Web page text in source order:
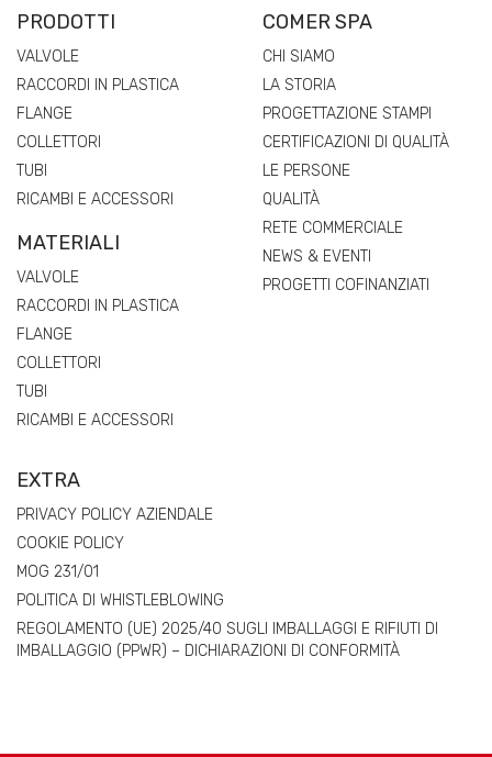
PRODOTTI
VALVOLE
RACCORDI IN PLASTICA
FLANGE
COLLETTORI
TUBI
RICAMBI E ACCESSORI
MATERIALI
VALVOLE
RACCORDI IN PLASTICA
FLANGE
COLLETTORI
TUBI
RICAMBI E ACCESSORI
COMER SPA
CHI SIAMO
LA STORIA
PROGETTAZIONE STAMPI
CERTIFICAZIONI DI QUALITÀ
LE PERSONE
QUALITÀ
RETE COMMERCIALE
NEWS & EVENTI
PROGETTI COFINANZIATI
EXTRA
PRIVACY POLICY AZIENDALE
COOKIE POLICY
MOG 231/01
POLITICA DI WHISTLEBLOWING
REGOLAMENTO (UE) 2025/40 SUGLI IMBALLAGGI E RIFIUTI DI
IMBALLAGGIO (PPWR) – DICHIARAZIONI DI CONFORMITÀ